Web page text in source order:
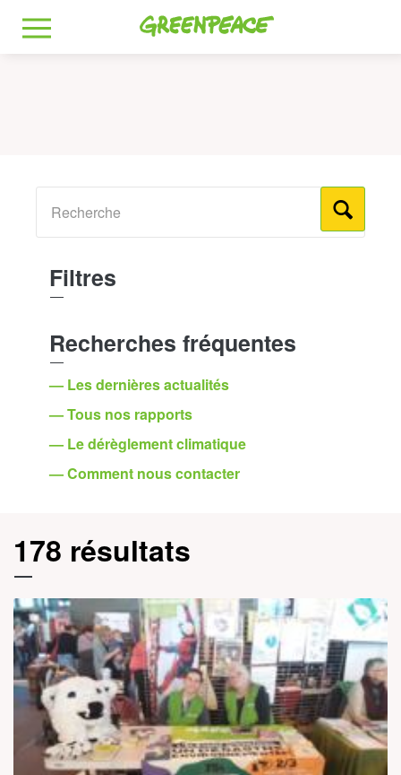
Greenpeace
MENU
Filtres
Recherches fréquentes
— Les dernières actualités
— Tous nos rapports
— Le dérèglement climatique
— Comment nous contacter
178 résultats